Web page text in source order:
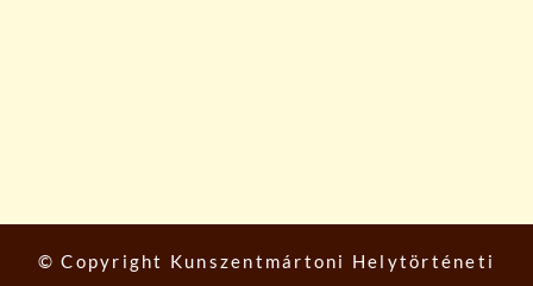
© Copyright Kunszentmártoni Helytörténeti